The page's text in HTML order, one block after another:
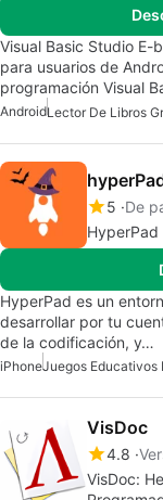
Visual Basic Studio E-
para usuarios de
programación Visual
AndroidLector De Libros
5 De
HyperPad
HyperPad es un
desarrollar por tu
de la codificación, y…
iPhoneJuegos Educativos
VisDoc
4.8
VisDoc: